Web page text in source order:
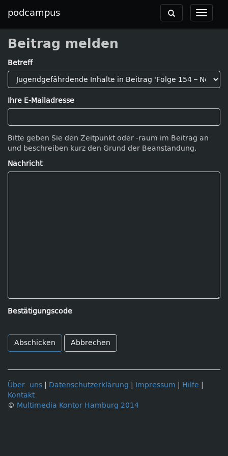
podcampus
Toggle
Toggle
navigation
Beitrag melden
Betreff
Ihre E-Mailadresse
Bitte geben Sie den Zeitpunkt oder -raum im Beitrag an
und beschreiben kurz den Grund der Beanstandung.
Nachricht
Bestätigungscode
Abbrechen
Über uns Datenschutzerklärung Impressum Hilfe
Kontakt
© Multimedia Kontor Hamburg 2014